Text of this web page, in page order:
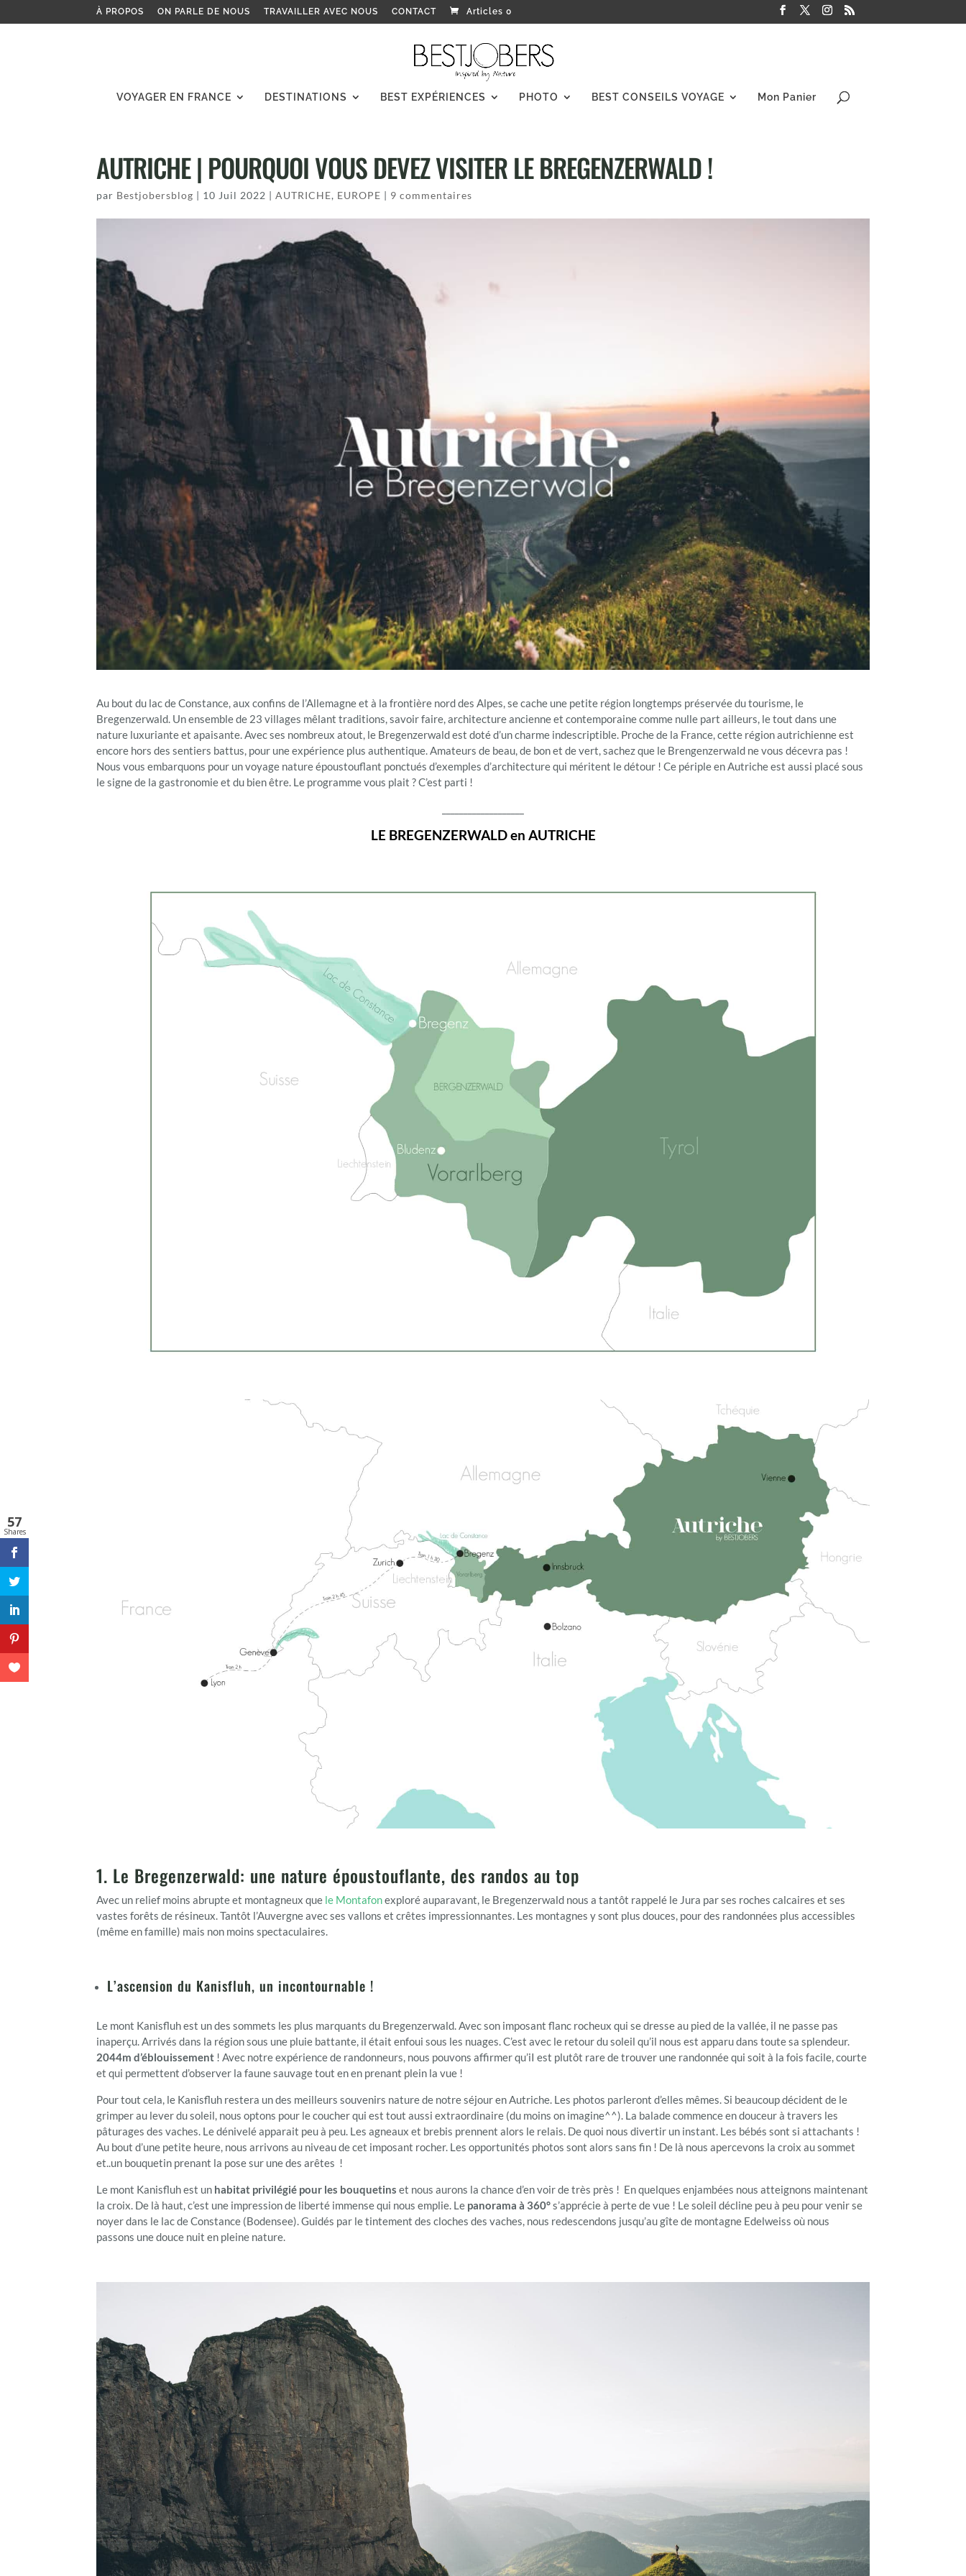
À PROPOS ON PARLE DE NOUS TRAVAILLER AVEC NOUS CONTACT Articles 0
VOYAGER EN FRANCE DESTINATIONS BEST EXPÉRIENCES PHOTO BEST CONSEILS VOYAGE Mon Panier
AUTRICHE | POURQUOI VOUS DEVEZ VISITER LE BREGENZERWALD !
par Bestjobersblog | 10 Juil 2022 |AUTRICHE, EUROPE | 9 commentaires
Au bout du lac de Constance, aux confins de l’Allemagne et à la frontière nord des Alpes, se cache une petite région longtemps préservée du tourisme, le
Bregenzerwald. Un ensemble de 23 villages mêlant traditions, savoir faire, architecture ancienne et contemporaine comme nulle part ailleurs, le tout dans une
nature luxuriante et apaisante. Avec ses nombreux atout, le Bregenzerwald est doté d’un charme indescriptible. Proche de la France, cette région autrichienne est
encore hors des sentiers battus, pour une expérience plus authentique. Amateurs de beau, de bon et de vert, sachez que le Brengenzerwald ne vous décevra pas !
Nous vous embarquons pour un voyage nature époustouflant ponctués d’exemples d’architecture qui méritent le détour ! Ce périple en Autriche est aussi placé sous
le signe de la gastronomie et du bien être. Le programme vous plait ? C’est parti !
LE BREGENZERWALD en AUTRICHE
1. Le Bregenzerwald: une nature époustouflante, des randos au top
Avec un relief moins abrupte et montagneux que le Montafonexploré auparavant, le Bregenzerwald nous a tantôt rappelé le Jura par ses roches calcaires et ses
vastes forêts de résineux. Tantôt l’Auvergne avec ses vallons et crêtes impressionnantes. Les montagnes y sont plus douces, pour des randonnées plus accessibles
(même en famille) mais non moins spectaculaires.
L’ascension du Kanisfluh, un incontournable !
Le mont Kanisfluh est un des sommets les plus marquants du Bregenzerwald. Avec son imposant flanc rocheux qui se dresse au pied de la vallée, il ne passe pas
inaperçu. Arrivés dans la région sous une pluie battante, il était enfoui sous les nuages. C’est avec le retour du soleil qu’il nous est apparu dans toute sa splendeur.
2044m d’éblouissement ! Avec notre expérience de randonneurs, nous pouvons affirmer qu’iI est plutôt rare de trouver une randonnée qui soit à la fois facile, courte
et qui permettent d’observer la faune sauvage tout en en prenant plein la vue !
Pour tout cela, le Kanisfluh restera un des meilleurs souvenirs nature de notre séjour en Autriche. Les photos parleront d’elles mêmes. Si beaucoup décident de le
grimper au lever du soleil, nous optons pour le coucher qui est tout aussi extraordinaire (du moins on imagine^^). La balade commence en douceur à travers les
pâturages des vaches. Le dénivelé apparait peu à peu. Les agneaux et brebis prennent alors le relais. De quoi nous divertir un instant. Les bébés sont si attachants !
Au bout d’une petite heure, nous arrivons au niveau de cet imposant rocher. Les opportunités photos sont alors sans fin ! De là nous apercevons la croix au sommet
et..un bouquetin prenant la pose sur une des arêtes !
Le mont Kanisfluh est un habitat privilégié pour les bouquetins et nous aurons la chance d’en voir de très près ! En quelques enjambées nous atteignons maintenant
la croix. De là haut, c’est une impression de liberté immense qui nous emplie. Le panorama à 360°s’apprécie à perte de vue ! Le soleil décline peu à peu pour venir se
noyer dans le lac de Constance (Bodensee). Guidés par le tintement des cloches des vaches, nous redescendons jusqu’au gîte de montagne Edelweiss où nous
passons une douce nuit en pleine nature.
57
Shares